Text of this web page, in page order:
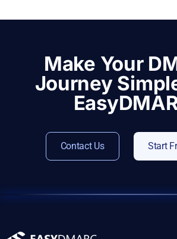
Make Your
Journey
Contact Us Start